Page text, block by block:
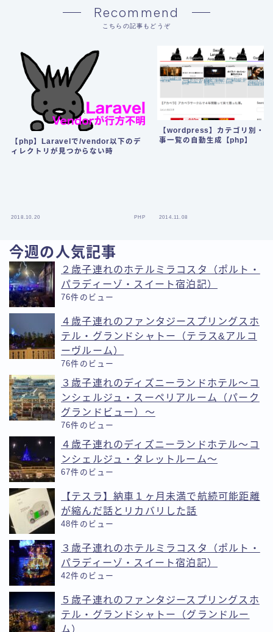
Recommend
こちらの記事もどうぞ
【php】Laravelで/vendor以下のデ
ィレクトリが見つからない時
2018.10.20 PHP
【wordpress】カテゴリ別・
事一覧の自動生成【php】
2014.11.08
今週の人気記事
２歳子連れのホテルミラコスタ（ポルト・
パラディーゾ・スイート宿泊記）
76件のビュー
４歳子連れのファンタジースプリングスホ
テル・グランドシャトー（テラス&アルコ
ーヴルーム）
76件のビュー
３歳子連れのディズニーランドホテル〜コ
ンシェルジュ・スーペリアルーム（パーク
グランドビュー）〜
76件のビュー
４歳子連れのディズニーランドホテル〜コ
ンシェルジュ・タレットルーム〜
67件のビュー
【テスラ】納車１ヶ月未満で航続可能距離
が縮んだ話とリカバリした話
48件のビュー
３歳子連れのホテルミラコスタ（ポルト・
パラディーゾ・スイート宿泊記）
42件のビュー
５歳子連れのファンタジースプリングスホ
テル・グランドシャトー（グランドルー
ム）